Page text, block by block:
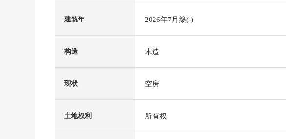
建筑年 2026年7月築(-)
构造 木造
现状 空房
土地权利 所有权